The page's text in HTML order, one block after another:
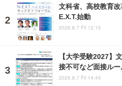
文科省、高校教育
E.X.T.始動
2026.8.7 Fri 12:15
【大学受験2027】
接不可など面接ル
2026.8.7 Fri 14:45